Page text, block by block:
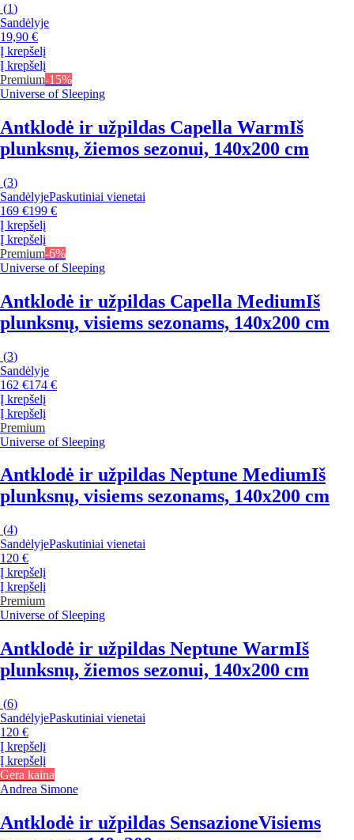
(1)
Sandėlyje
19,90 €
Į krepšelį
Į krepšelį
Premium-15%
Universe of Sleeping
Antklodė ir užpildas Capella WarmIš
plunksnų, žiemos sezonui, 140x200 cm
(3)
SandėlyjePaskutiniai vienetai
169 €199 €
Į krepšelį
Į krepšelį
Premium-6%
Universe of Sleeping
Antklodė ir užpildas Capella MediumIš
plunksnų, visiems sezonams, 140x200 cm
(3)
Sandėlyje
162 €174 €
Į krepšelį
Į krepšelį
Premium
Universe of Sleeping
Antklodė ir užpildas Neptune MediumIš
plunksnų, visiems sezonams, 140x200 cm
(4)
SandėlyjePaskutiniai vienetai
120 €
Į krepšelį
Į krepšelį
Premium
Universe of Sleeping
Antklodė ir užpildas Neptune WarmIš
plunksnų, žiemos sezonui, 140x200 cm
(6)
SandėlyjePaskutiniai vienetai
120 €
Į krepšelį
Į krepšelį
Gera kaina
Andrea Simone
Antklodė ir užpildas SensazioneVisiems